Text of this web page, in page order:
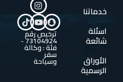
خدماتنا
اسئلة
شائعة
الأوراق
الرسمية
ترخيص رقم
73104924 -
فئة : وكالة
سفر
وسياحة